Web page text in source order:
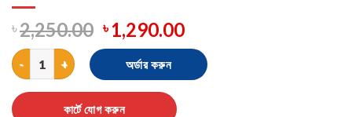
৳2,250.00 ৳ 1,290.00
Rechargeable Solar LED Flood Light – Portable Outdoor
অর্ডার করুন
কার্টে যোগ করুন